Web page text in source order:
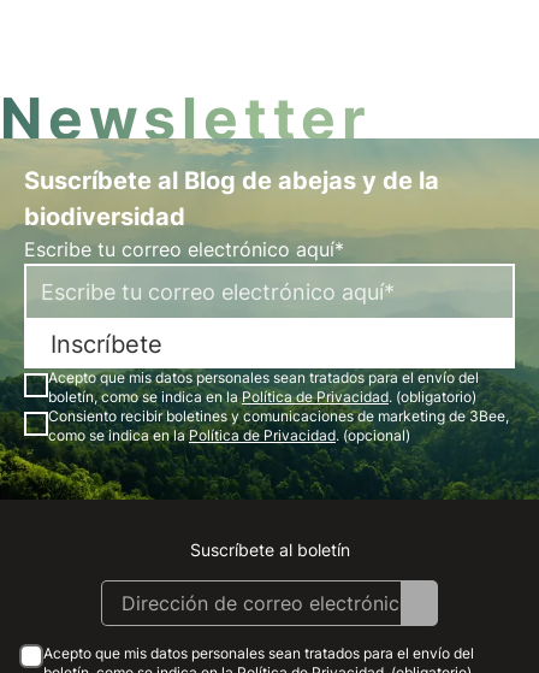
Newsletter
Suscríbete al Blog de abejas y de la
biodiversidad
Escribe tu correo electrónico aquí*
Inscríbete
Acepto que mis datos personales sean tratados para el envío del
boletín, como se indica en laPolítica de Privacidad. (obligatorio)
Consiento recibir boletines y comunicaciones de marketing de 3Bee,
como se indica en laPolítica de Privacidad. (opcional)
Instagram
Facebook
Linkedin
Youtube
Suscríbete al boletín
Acepto que mis datos personales sean tratados para el envío del